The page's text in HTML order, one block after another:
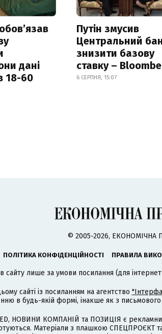
дані
18-60
Путін змусив
Центральний
знизити базову
ставку –
6 СЕРПНЯ, 15:07
© 2005-2026, ЕКОНОМІЧНА
ПОЛІТИКА КОНФІДЕНЦІЙНОСТІ ПРАВИЛА
сайту лише за умови посилання (для
сайті із посиланням на агентство
в будь-якій формі, інакше як з письмового
НОВИНИ КОМПАНІЙ та ПОЗИЦІЯ є
Матеріали з плашкою